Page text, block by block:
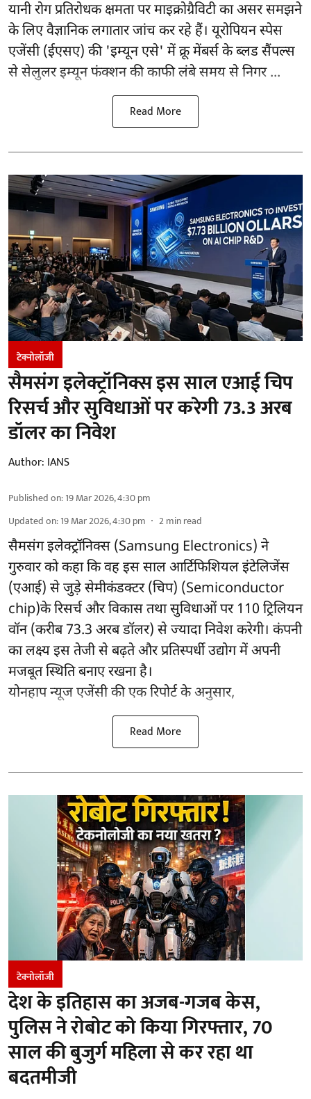
यानी रोग प्रतिरोधक क्षमता पर माइक्रोग्रैविटी का असर समझने
के लिए वैज्ञानिक लगातार जांच कर रहे हैं। यूरोपियन स्पेस
एजेंसी (ईएसए) की 'इम्यून एसे' में क्रू मेंबर्स के ब्लड सैंपल्स
से सेलुलर इम्यून फंक्शन की काफी लंबे समय से निगर ...
Read More
टेक्नोलॉजी
सैमसंग इलेक्ट्रॉनिक्स इस साल एआई चिप
रिसर्च और सुविधाओं पर करेगी 73.3 अरब
डॉलर का निवेश
Author: IANS
Published on:19 Mar 2026, 4:30 pm
Updated on:19 Mar 2026, 4:30 pm 2min read
सैमसंग इलेक्ट्रॉनिक्स (Samsung Electronics) ने
गुरुवार को कहा कि वह इस साल आर्टिफिशियल इंटेलिजेंस
(एआई) से जुड़े सेमीकंडक्टर (चिप) (Semiconductor
chip)के रिसर्च और विकास तथा सुविधाओं पर 110 ट्रिलियन
वॉन (करीब 73.3 अरब डॉलर) से ज्यादा निवेश करेगी। कंपनी
का लक्ष्य इस तेजी से बढ़ते और प्रतिस्पर्धी उद्योग में अपनी
मजबूत स्थिति बनाए रखना है।
योनहाप न्यूज एजेंसी की एक रिपोर्ट के अनुसार,
Read More
टेक्नोलॉजी
देश के इतिहास का अजब-गजब केस,
पुलिस ने रोबोट को किया गिरफ्तार, 70
साल की बुजुर्ग महिला से कर रहा था
बदतमीजी